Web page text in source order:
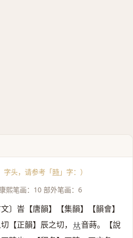
字头，请参考「時 」字：）
熙笔画：10 部外笔画：6
文〕旹【唐韻】【集韻】【韻會】
【正韻】辰之切， 𠀤音蒔。【說